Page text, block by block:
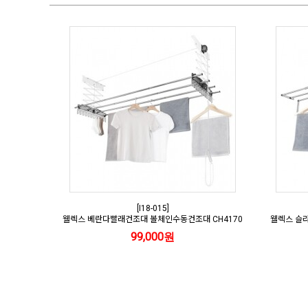
[I18-015]
웰렉스 베란다빨래건조대 볼체인수동건조대 CH4170
99,000원
웰렉스 슬